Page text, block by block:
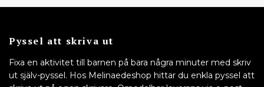
Pyssel att skriva ut
Fixa en aktivitet till barnen på bara några minuter med skriv
ut själv-pyssel. Hos Melinaedeshop hittar du enkla pyssel att